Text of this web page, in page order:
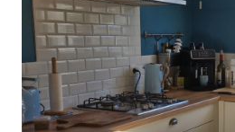
voir le bien